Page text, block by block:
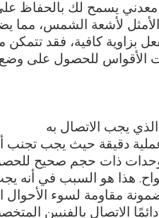
الأمثل لأشعة الشمس،
بزاوية كافية، فقد تتمكن
الأقواس للحصول على
يجب الاتصال به
عملية دقيقة حيث يجب
ذات حجم صحيح
هذا هو السبب في أنه
مقاومة لسوء الأحوال
الاتصال بالفنيين